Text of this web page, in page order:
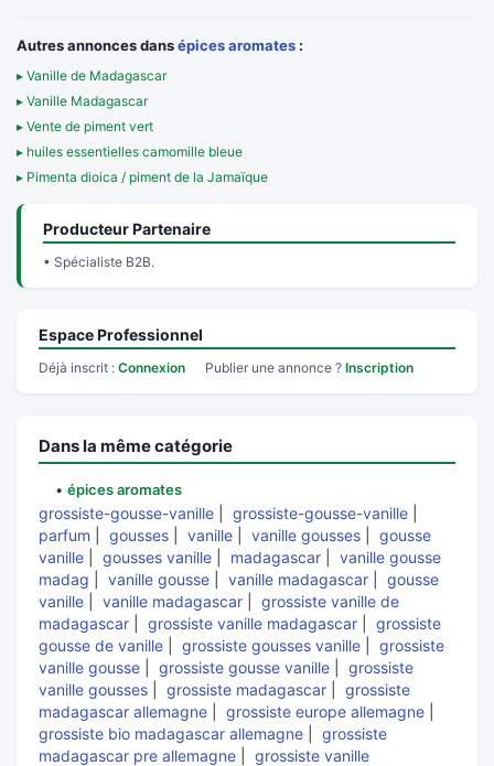
Autres annonces dansépices aromates :
▸ Vanille de Madagascar
▸ Vanille Madagascar
▸ Vente de piment vert
▸ huiles essentielles camomille bleue
▸ Pimenta dioica / piment de la Jamaïque
Producteur Partenaire
• Spécialiste B2B.
Espace Professionnel
Déjà inscrit : Connexion Publier une annonce ? Inscription
Dans la même catégorie
• épices aromates
grossiste-gousse-vanille grossiste-gousse-vanille
parfum
gousses vanille vanille gousses
gousse
vanille
gousses vanille madagascar
vanille gousse
madag
vanille gousse vanille madagascar
gousse
vanille
vanille madagascar
grossiste vanille de
madagascar
grossiste vanille madagascar
grossiste
gousse de vanille
grossiste gousses vanille
grossiste
vanille gousse
grossiste gousse vanille
grossiste
vanille gousses
grossiste madagascar
grossiste
madagascar allemagne
grossiste europe allemagne
grossiste bio madagascar allemagne
grossiste
madagascar pre allemagne
grossiste vanille